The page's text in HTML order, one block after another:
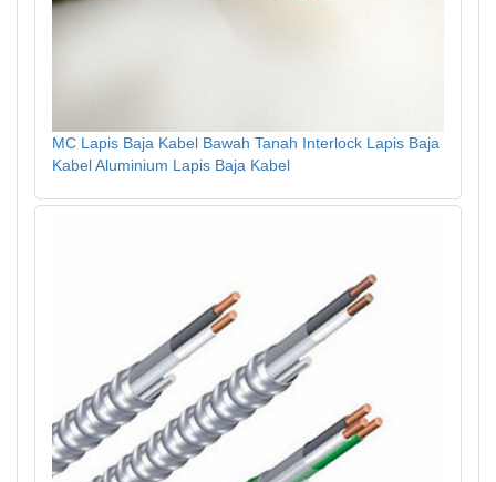
MC Lapis Baja Kabel Bawah Tanah Interlock Lapis Baja
Kabel Aluminium Lapis Baja Kabel